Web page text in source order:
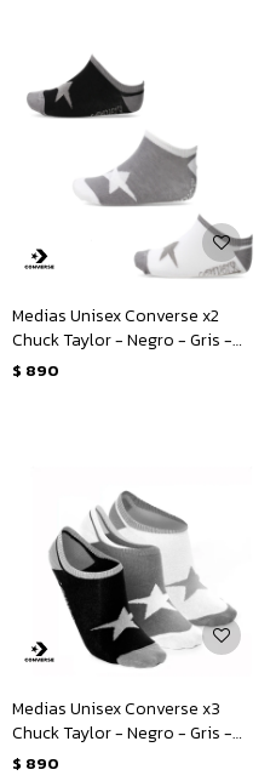
Medias Unisex Converse x2
Chuck Taylor - Negro - Gris -
Blanco
$ 890
Medias Unisex Converse x3
Chuck Taylor - Negro - Gris -
Blanco
$ 890